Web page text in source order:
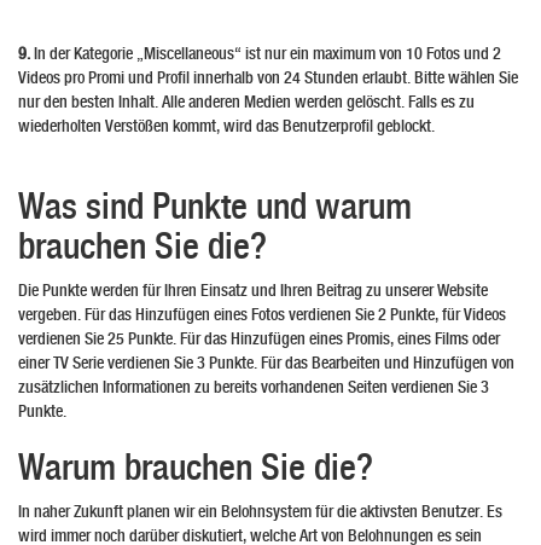
9.In der Kategorie „Miscellaneous“ ist nur ein maximum von 10 Fotos und 2
Videos pro Promi und Profil innerhalb von 24 Stunden erlaubt. Bitte wählen Sie
nur den besten Inhalt. Alle anderen Medien werden gelöscht. Falls es zu
wiederholten Verstößen kommt, wird das Benutzerprofil geblockt.
Was sind Punkte und warum
brauchen Sie die?
Die Punkte werden für Ihren Einsatz und Ihren Beitrag zu unserer Website
vergeben. Für das Hinzufügen eines Fotos verdienen Sie 2 Punkte, für Videos
verdienen Sie 25 Punkte. Für das Hinzufügen eines Promis, eines Films oder
einer TV Serie verdienen Sie 3 Punkte. Für das Bearbeiten und Hinzufügen von
zusätzlichen Informationen zu bereits vorhandenen Seiten verdienen Sie 3
Punkte.
Warum brauchen Sie die?
In naher Zukunft planen wir ein Belohnsystem für die aktivsten Benutzer. Es
wird immer noch darüber diskutiert, welche Art von Belohnungen es sein